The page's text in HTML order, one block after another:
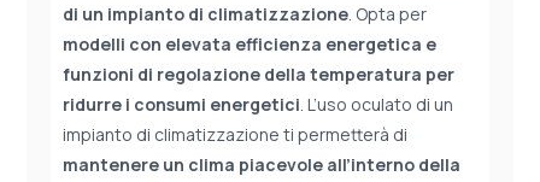
di un impianto di climatizzazione. Opta per
modelli con elevata efficienza energetica e
funzioni di regolazione della temperatura per
ridurre i consumi energetici. L’uso oculato di un
impianto di climatizzazione ti permetterà di
mantenere un clima piacevole all’interno della